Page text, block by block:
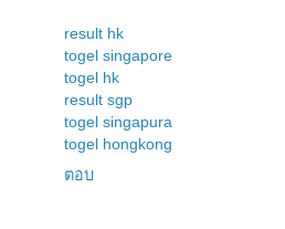
result hk
togel singapore
togel hk
result sgp
togel singapura
togel hongkong
ตอบ